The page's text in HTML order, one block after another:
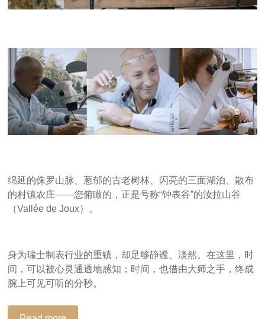
绵延的侏罗山脉、葱郁的古老树林、闪亮的三面湖泊、散布
的村镇农庄——您俯瞰的，正是号称“钟表谷”的汝拉山谷
（Vallée de Joux）。
身为瑞士制表行业的重镇，却足够静谧、淡然。在这里，时
间，可以被心灵通透地感知；时间，也借由大师之手，终成
腕上可见可听的分秒。